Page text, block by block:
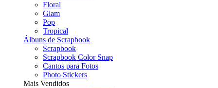
Floral
Glam
Pop
Tropical
Álbuns de Scrapbook
Scrapbook
Scrapbook Color Snap
Cantos para Fotos
Photo Stickers
Mais Vendidos